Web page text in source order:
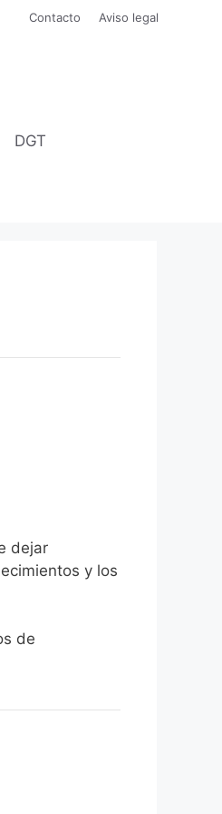
Contacto Aviso legal
DGT
dejar
y los
de